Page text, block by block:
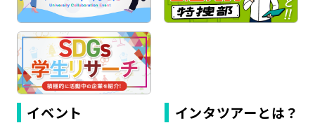
イベント インタツアーとは？